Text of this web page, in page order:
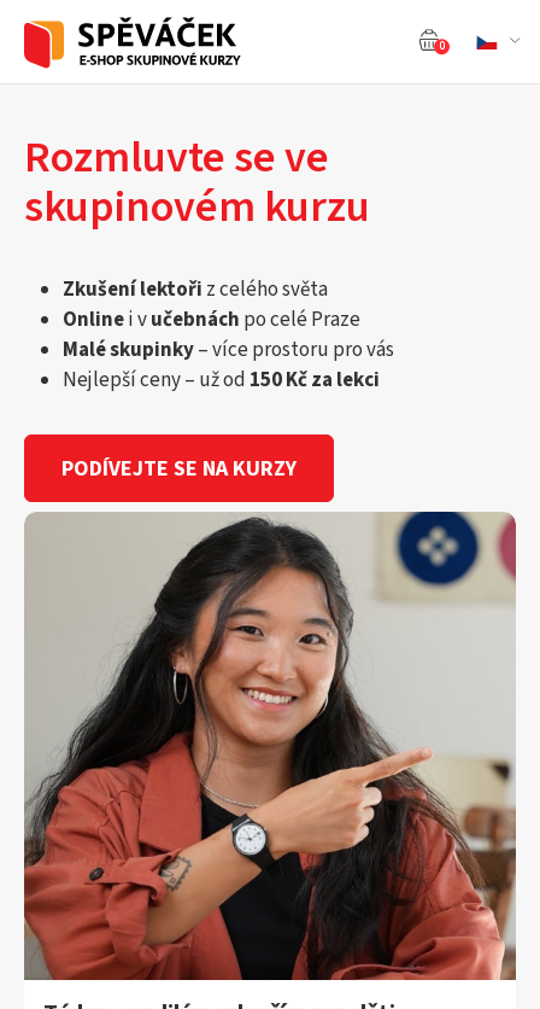
0
Rozmluvte se ve
skupinovém kurzu
Zkušení lektoři z celého světa
Onlinei vučebnách po celé Praze
Malé skupinky– více prostoru pro vás
Nejlepší ceny – už od 150 Kč za lekci
PODÍVEJTE SE NA KURZY